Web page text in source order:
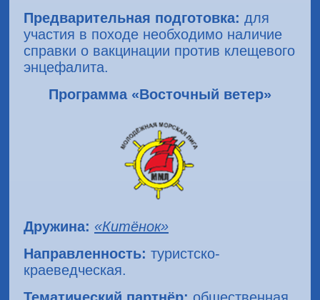
Предварительная подготовка: для
участия в походе необходимо наличие
справки о вакцинации против клещевого
энцефалита.
Программа «Восточный ветер»
Дружина: «Китёнок»
Направленность: туристско-
краеведческая.